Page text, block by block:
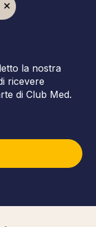
la nostra
ricevere
di Club Med.